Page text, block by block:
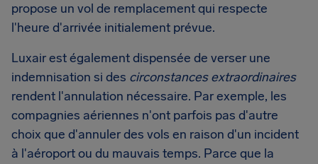
propose un vol de remplacement qui respecte
l'heure d'arrivée initialement prévue.
Luxair est également dispensée de verser une
indemnisation si des circonstances extraordinaires
rendent l'annulation nécessaire. Par exemple, les
compagnies aériennes n'ont parfois pas d'autre
choix que d'annuler des vols en raison d'un incident
à l'aéroport ou du mauvais temps. Parce que la